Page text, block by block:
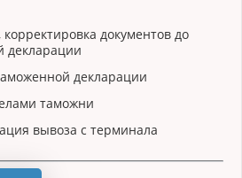
корректировка документов до
декларации
декларации
таможни
вывоза с терминала